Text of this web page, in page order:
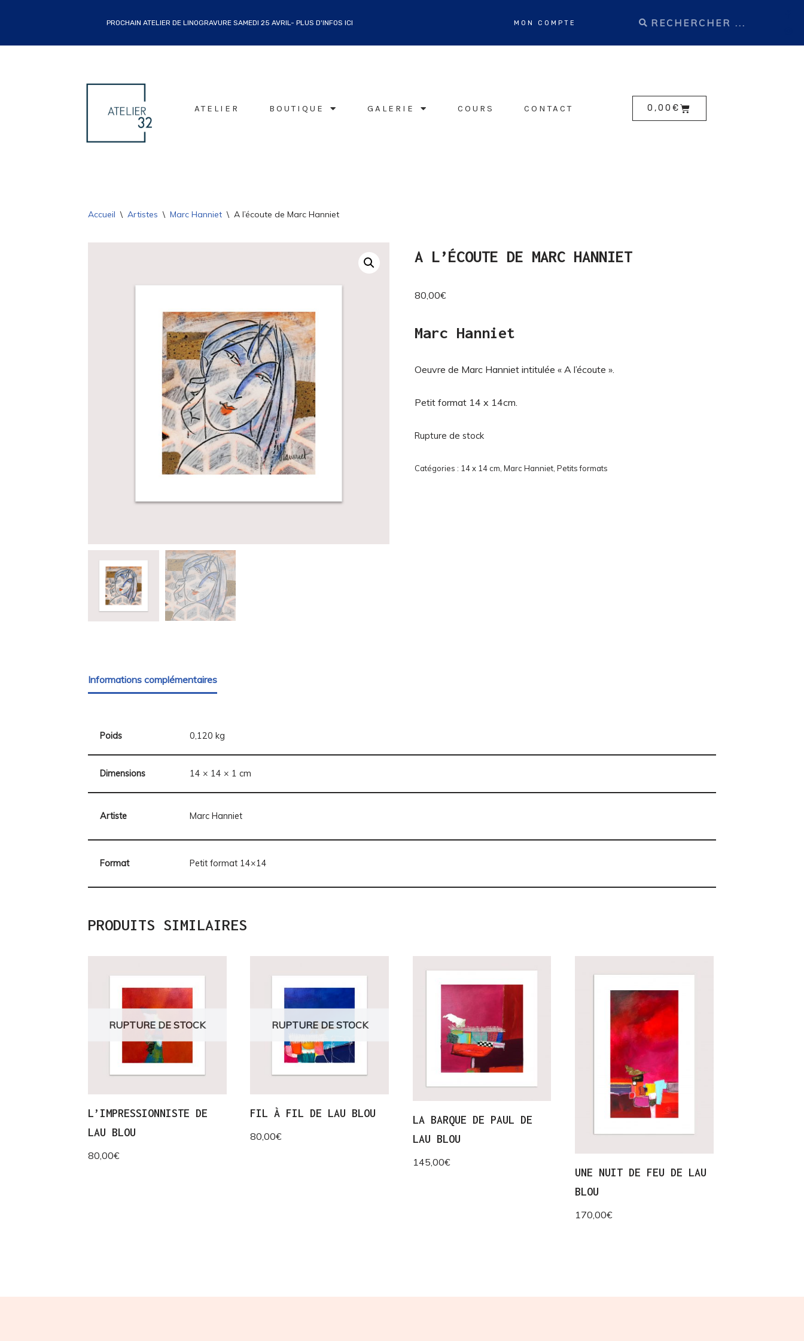
AU
PROCHAIN ATELIER DE LINOGRAVURE SAMEDI 25 AVRIL- PLUS D'INFOS ICI MON COMPTE
ATELIER BOUTIQUE GALERIE COURS CONTACT 0,00€
Accueil \ Artistes \ Marc Hanniet \ A l’écoute de Marc Hanniet
A L’ÉCOUTE DE MARC HANNIET
80,00€
Marc Hanniet
Oeuvre de Marc Hanniet intitulée « A l’écoute ».
Petit format 14 x 14cm.
Rupture de stock
Catégories : 14 x 14 cm Marc Hanniet Petits formats
Informations complémentaires
Poids 0,120 kg
Dimensions 14 × 14 × 1 cm
Artiste Marc Hanniet
Format Petit format 14×14
PRODUITS SIMILAIRES
RUPTURE DE STOCK
L’IMPRESSIONNISTE DE
LAU BLOU
80,00€
RUPTURE DE STOCK
FIL À FIL DE LAU BLOU
80,00€
LA BARQUE DE PAUL DE
LAU BLOU
145,00€
UNE NUIT DE FEU DE LAU
BLOU
170,00€